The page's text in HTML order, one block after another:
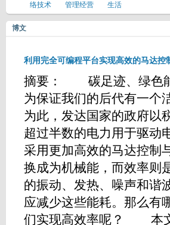
络技术 管理经营 生活
博文
利用完全可编程平台实现高效的马达控
摘要： 碳足迹、绿色能
为保证我们的后代有一个
为此，发达国家的政府以
超过半数的电力用于驱动
采用更加高效的马达控
换成为机械能，而效率则
的振动、发热、噪声和谐
应减少这些能耗。那么有
们实现高效率呢？ 本文